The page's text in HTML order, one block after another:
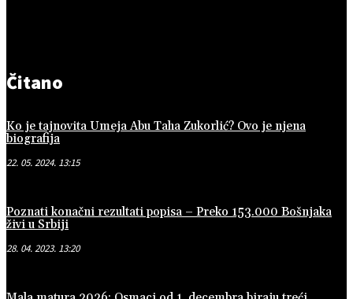
Čitano
Ko je tajnovita Umeja Abu Taha Zukorlić? Ovo je njena
biografija
22. 05. 2024. 13:15
Poznati konačni rezultati popisa – Preko 153.000 Bošnjaka
živi u Srbiji
28. 04. 2023. 13:20